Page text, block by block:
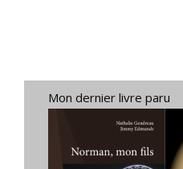
Mon dernier livre paru